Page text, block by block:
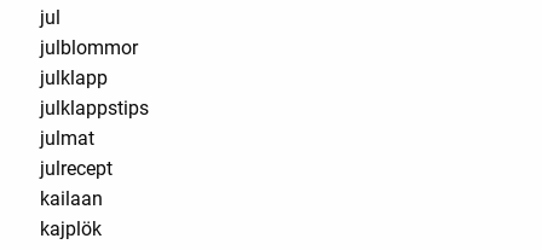
jul
julblommor
julklapp
julklappstips
julmat
julrecept
kailaan
kajplök